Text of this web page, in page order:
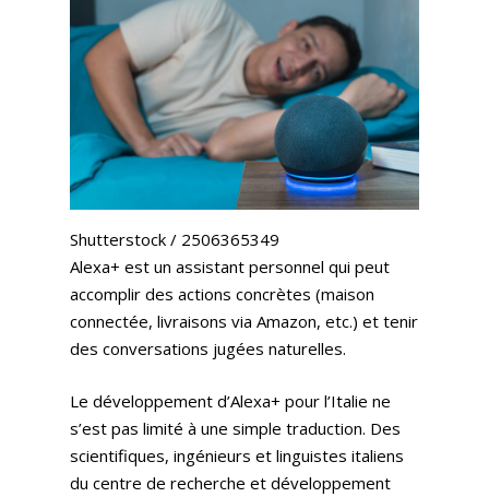
Shutterstock / 2506365349
Alexa+ est un assistant personnel qui peut
accomplir des actions concrètes (maison
connectée, livraisons via Amazon, etc.) et tenir
des conversations jugées naturelles.
Le développement d’Alexa+ pour l’Italie ne
s’est pas limité à une simple traduction. Des
scientifiques, ingénieurs et linguistes italiens
du centre de recherche et développement